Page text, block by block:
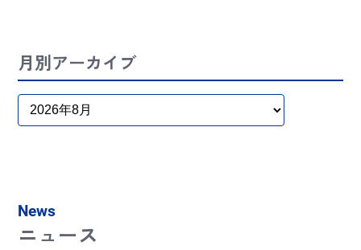
月別アーカイブ
News
ニュース